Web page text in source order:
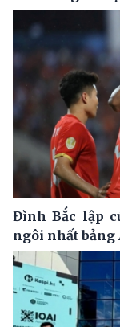
Đình Bắc lập
ngôi nhất bảng